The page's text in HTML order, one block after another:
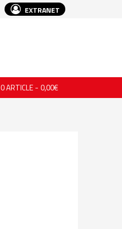
EXTRANET
0 ARTICLE 0,00€